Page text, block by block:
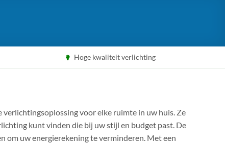
Hoge kwaliteit verlichting
verlichtingsoplossing voor elke ruimte in uw huis. Ze
kunt vinden die bij uw stijl en budget past. De
om uw energierekening te verminderen. Met een